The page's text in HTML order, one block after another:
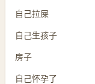
自己拉屎
自己生孩子
房子
自己怀孕了